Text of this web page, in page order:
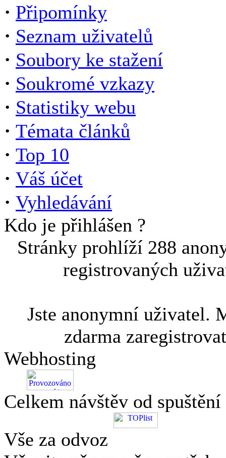
· Připomínky
· Seznam uživatelů
· Soubory ke stažení
· Soukromé vzkazy
· Statistiky webu
· Témata článků
· Top 10
· Váš účet
· Vyhledávání
Kdo je přihlášen ?
Stránky prohlíží 288
registrovaných
Jste anonymní uživatel.
zdarma
Webhosting
Celkem návštěv od
Vše za odvoz